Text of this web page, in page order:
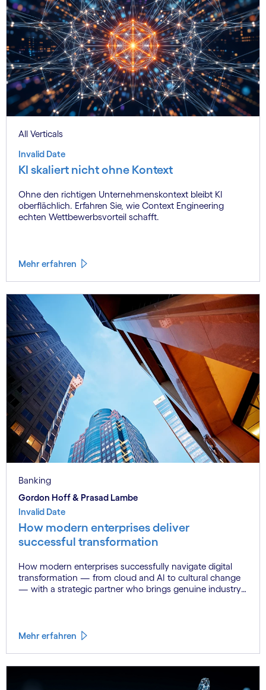
All Verticals
Invalid Date
KI skaliert nicht ohne Kontext
Ohne den richtigen Unternehmenskontext bleibt KI
oberflächlich. Erfahren Sie, wie Context Engineering
echten Wettbewerbsvorteil schafft.
Mehr erfahren
Banking
Gordon Hoff & Prasad Lambe
Invalid Date
How modern enterprises deliver
successful transformation
How modern enterprises successfully navigate digital
transformation — from cloud and AI to cultural change
— with a strategic partner who brings genuine industry
Mehr erfahren